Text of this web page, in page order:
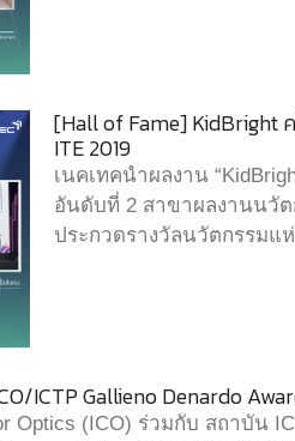
[Hall of Fame] KidBright
ITE 2019
เนคเทคนำผลงาน
อันดับที่ 2 สาขาผลงานนวัต
ประกวดรางวัลนวัตกรรมแ
ICTP Gallieno Denardo
Optics (ICO) ร่วมกับ สถาบัน